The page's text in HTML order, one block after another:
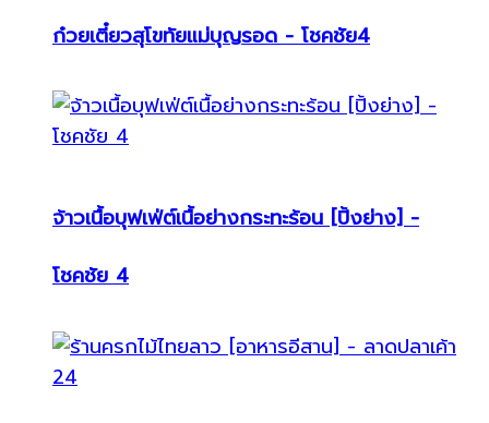
ก๋วยเตี๋ยวสุโขทัยแม่บุญรอด - โชคชัย4
จ้าวเนื้อบุฟเฟ่ต์เนื้อย่างกระทะร้อน [ปิ้งย่าง] -
โชคชัย 4